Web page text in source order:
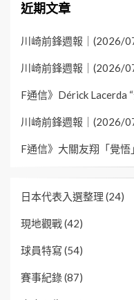
近期文章
川崎前鋒週報｜(2026/
川崎前鋒週報｜(2026/
F通信》Dérick Lacerda
川崎前鋒週報｜(2026/
F通信》大關友翔「覺悟」
日本代表入選整理 (24)
現地觀戰(42)
球員特寫 (54)
賽事紀錄(87)